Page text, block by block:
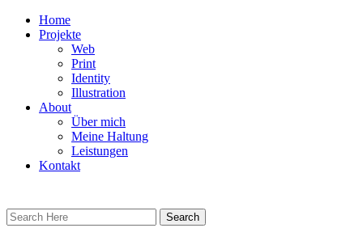
Home
Projekte
Web
Print
Identity
Illustration
About
Über mich
Meine Haltung
Leistungen
Kontakt